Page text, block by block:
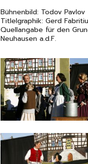
Bühnenbild: Todov Pavlov
Titlelgraphik: Gerd
Quellangabe für den
Neuhausen a.d.F.